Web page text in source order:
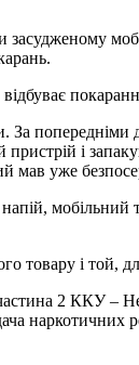
і
мав уже
товару і той,
2 ККУ –
наркотичних